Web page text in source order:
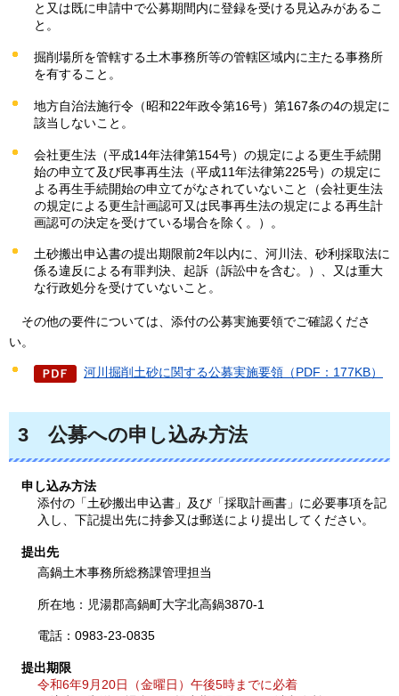
と又は既に申請中で公募期間内に登録を受ける見込みがあるこ
と。
掘削場所を管轄する土木事務所等の管轄区域内に主たる事務所
を有すること。
地方自治法施行令（昭和22年政令第16号）第167条の4の規定に
該当しないこと。
会社更生法（平成14年法律第154号）の規定による更生手続開
始の申立て及び民事再生法（平成11年法律第225号）の規定に
よる再生手続開始の申立てがなされていないこと（会社更生法
の規定による更生計画認可又は民事再生法の規定による再生計
画認可の決定を受けている場合を除く。）。
土砂搬出申込書の提出期限前2年以内に、河川法、砂利採取法に
係る違反による有罪判決、起訴（訴訟中を含む。）、又は重大
な行政処分を受けていないこと。
その他の要件については、添付の公募実施要領でご確認くださ
い。
河川掘削土砂に関する公募実施要領（PDF：177KB）
3 公募への申し込み方法
申し込み方法
添付の「土砂搬出申込書」及び「採取計画書」に必要事項を記
入し、下記提出先に持参又は郵送により提出してください。
提出先
高鍋土木事務所総務課管理担当
所在地：児湯郡高鍋町大字北高鍋3870-1
電話：0983-23-0835
提出期限
令和6年9月20日（金曜日）午後5時までに必着